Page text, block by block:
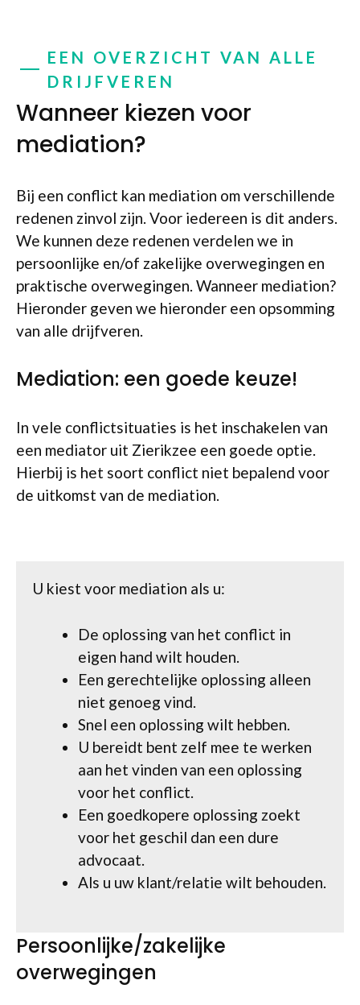
EEN OVERZICHT VAN ALLE
DRIJFVEREN
Wanneer kiezen voor
mediation?
Bij een conflict kan mediation om verschillende
redenen zinvol zijn. Voor iedereen is dit anders.
We kunnen deze redenen verdelen we in
persoonlijke en/of zakelijke overwegingen en
praktische overwegingen. Wanneer mediation?
Hieronder geven we hieronder een opsomming
van alle drijfveren.
Mediation: een goede keuze!
In vele conflictsituaties is het inschakelen van
een mediator uit Zierikzee een goede optie.
Hierbij is het soort conflict niet bepalend voor
de uitkomst van de mediation.
U kiest voor mediation als u:
De oplossing van het conflict in
eigen hand wilt houden.
Een gerechtelijke oplossing alleen
niet genoeg vind.
Snel een oplossing wilt hebben.
U bereidt bent zelf mee te werken
aan het vinden van een oplossing
voor het conflict.
Een goedkopere oplossing zoekt
voor het geschil dan een dure
advocaat.
Als u uw klant/relatie wilt behouden.
Persoonlijke/zakelijke
overwegingen